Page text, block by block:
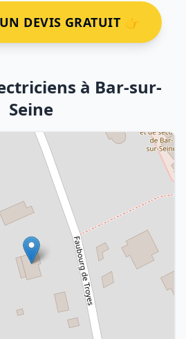
DEVIS GRATUIT 👉
à Bar-sur-
Seine